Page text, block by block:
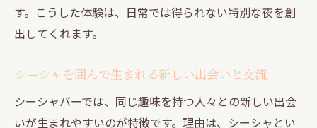
す。こうした体験は、日常では得られない特別な夜を創
出してくれます。
シーシャを囲んで生まれる新しい出会いと交流
シーシャバーでは、同じ趣味を持つ人々との新しい出会
いが生まれやすいのが特徴です。理由は、シーシャとい